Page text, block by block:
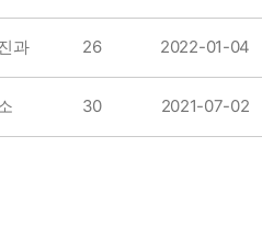
과 26 2022-01-04
30 2021-07-02